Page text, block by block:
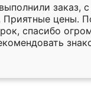
заказ,
Приятные цены.
спасибо